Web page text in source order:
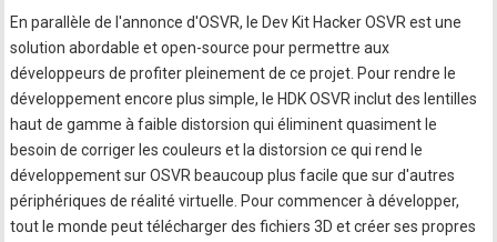
En parallèle de l'annonce d'OSVR, le Dev Kit Hacker OSVR est une
solution abordable et open-source pour permettre aux
développeurs de profiter pleinement de ce projet. Pour rendre le
développement encore plus simple, le HDK OSVR inclut des lentilles
haut de gamme à faible distorsion qui éliminent quasiment le
besoin de corriger les couleurs et la distorsion ce qui rend le
développement sur OSVR beaucoup plus facile que sur d'autres
périphériques de réalité virtuelle. Pour commencer à développer,
tout le monde peut télécharger des fichiers 3D et créer ses propres